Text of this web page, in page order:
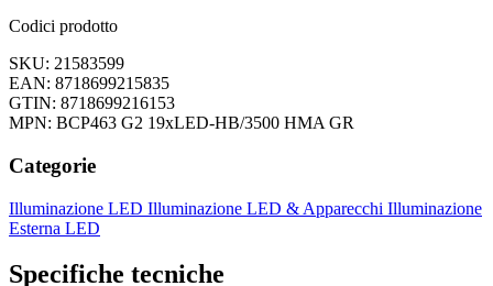
Codici prodotto
SKU: 21583599
EAN: 8718699215835
GTIN: 8718699216153
MPN: BCP463 G2 19xLED-HB/3500 HMA GR
Categorie
Illuminazione LED Illuminazione LED & Apparecchi Illuminazione
Esterna LED
Specifiche tecniche